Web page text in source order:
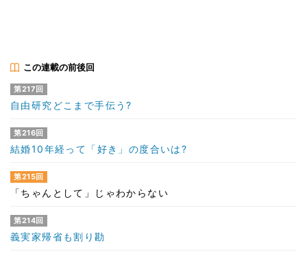
この連載の前後回
第217回
自由研究どこまで手伝う?
第216回
結婚10年経って「好き」の度合いは?
第215回
「ちゃんとして」じゃわからない
第214回
義実家帰省も割り勘